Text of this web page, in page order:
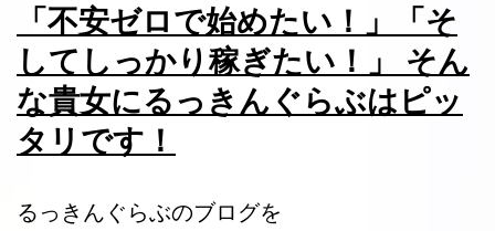
「不安ゼロで始めたい！」「そ
してしっかり稼ぎたい！」 そん
な貴女にるっきんぐらぶはピッ
タリです！
るっきんぐらぶのブログを